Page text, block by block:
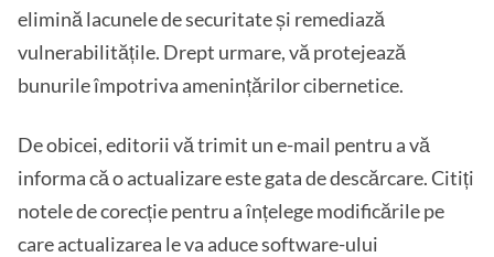
elimină lacunele de securitate și remediază
vulnerabilitățile. Drept urmare, vă protejează
bunurile împotriva amenințărilor cibernetice.
De obicei, editorii vă trimit un e-mail pentru a vă
informa că o actualizare este gata de descărcare. Citiți
notele de corecție pentru a înțelege modificările pe
care actualizarea le va aduce software-ului